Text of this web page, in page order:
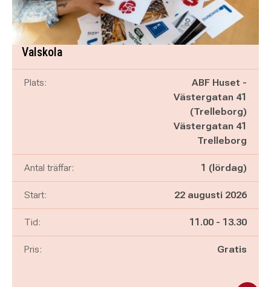
Valskola
Plats:
ABF Huset -
Västergatan 41
(Trelleborg)
Västergatan 41
Trelleborg
Antal träffar: 1 (lördag)
Start: 22 augusti 2026
Tid: Pågår mellan
11.00 - och
13.30
Pris: Gratis